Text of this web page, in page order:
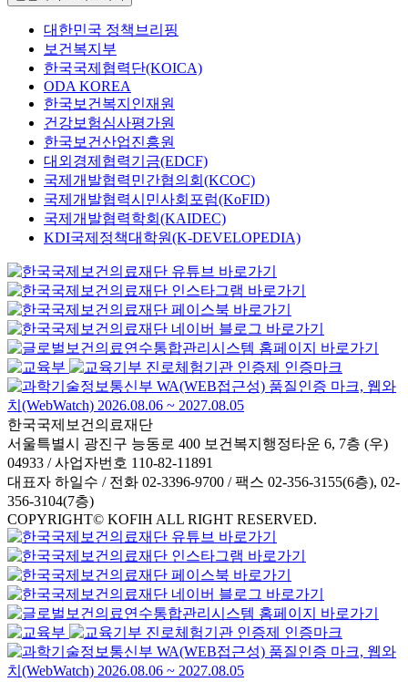
대한민국 정책브리핑
보건복지부
한국국제협력단(KOICA)
ODA KOREA
한국보건복지인재원
건강보험심사평가원
한국보건산업진흥원
대외경제협력기금(EDCF)
국제개발협력민간협의회(KCOC)
국제개발협력시민사회포럼(KoFID)
국제개발협력학회(KAIDEC)
KDI국제정책대학원(K-DEVELOPEDIA)
한국국제보건의료재단
서울특별시 광진구 능동로 400 보건복지행정타운 6, 7층 (우)
04933 / 사업자번호 110-82-11891
대표자 하일수 / 전화 02-3396-9700 / 팩스 02-356-3155(6층), 02-
356-3104(7층)
COPYRIGHT© KOFIH ALL RIGHT RESERVED.